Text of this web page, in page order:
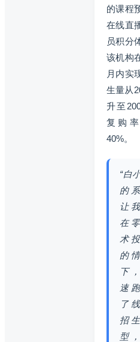
的课程
在线直
员积分
该机构
月内实
生量从
升至
复购
40%。
“白
的
让
在
术
的
下
速
了
招
型